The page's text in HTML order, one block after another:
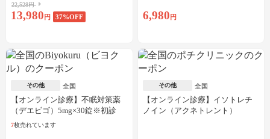
22,528円
13,980 円 37%OFF 6,980 円
その他 全国
【オンライン診療】不眠対策薬
（デエビゴ）5mg×30錠※初診
料・送料込
7枚売れています
その他 全国
【オンライン診療】イソトレチ
ノイン（アクネトレント）